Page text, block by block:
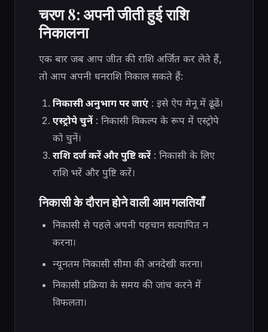
चरण 8: अपनी जीती हुई राशि
निकालना
एक बार जब आप जीत की राशि अर्जित कर लेते हैं,
तो आप अपनी धनराशि निकाल सकते हैं:
निकासी अनुभाग पर जाएं: इसे ऐप मेनू में ढूंढें।
एस्ट्रोपे चुनें: निकासी विकल्प के रूप में एस्ट्रोपे
को चुनें।
राशि दर्ज करें और पुष्टि करें: निकासी के लिए
राशि भरें और पुष्टि करें।
निकासी के दौरान होने वाली आम गलतियाँ
निकासी से पहले अपनी पहचान सत्यापित न
करना।
न्यूनतम निकासी सीमा की अनदेखी करना।
निकासी प्रक्रिया के समय की जांच करने में
विफलता।